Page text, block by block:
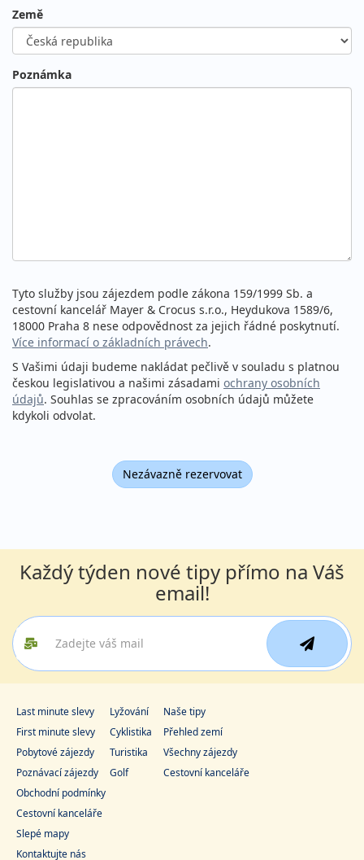
Země
Poznámka
Tyto služby jsou zájezdem podle zákona 159/1999 Sb. a
cestovní kancelář Mayer & Crocus s.r.o., Heydukova 1589/6,
18000 Praha 8 nese odpovědnost za jejich řádné poskytnutí.
Více informací o základních právech.
S Vašimi údaji budeme nakládat pečlivě v souladu s platnou
českou legislativou a našimi zásadami ochrany osobních
údajů. Souhlas se zpracováním osobních údajů můžete
kdykoli odvolat.
Nezávazně rezervovat
Každý týden nové tipy přímo na Váš
email!
Last minute slevy
First minute slevy
Pobytové zájezdy
Poznávací zájezdy
Lyžování
Cyklistika
Turistika
Golf
Naše tipy
Přehled zemí
Všechny zájezdy
Cestovní kanceláře
Obchodní podmínky
Cestovní kanceláře
Slepé mapy
Kontaktujte nás